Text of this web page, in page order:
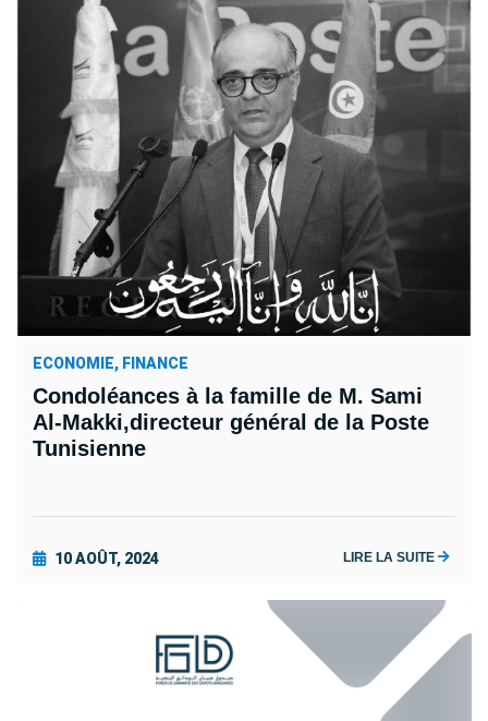
ECONOMIE, FINANCE
Condoléances à la famille de M. Sami
Al-Makki,directeur général de la Poste
Tunisienne
10 AOÛT, 2024 LIRE LA SUITE